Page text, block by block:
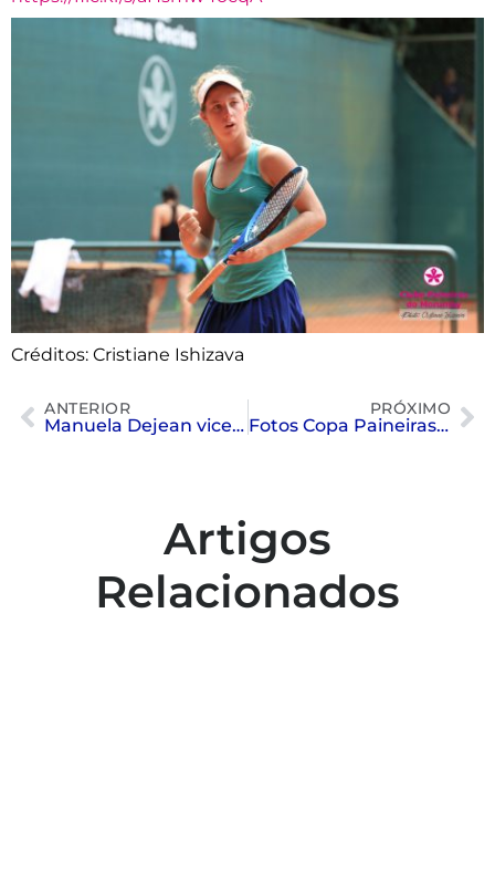
Créditos: Cristiane Ishizava
ANTERIOR
Manuela Dejean vice-campeã – 1ª Etapa FPT
PRÓXIMO
Fotos Copa Paineiras de Tênis – 27/02 e 28/02
Artigos
Relacionados